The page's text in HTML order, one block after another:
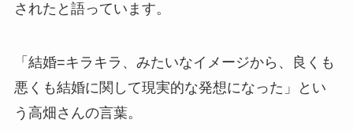
されたと語っています。
「結婚=キラキラ、みたいなイメージから、良くも
悪くも結婚に関して現実的な発想になった」とい
う高畑さんの言葉。